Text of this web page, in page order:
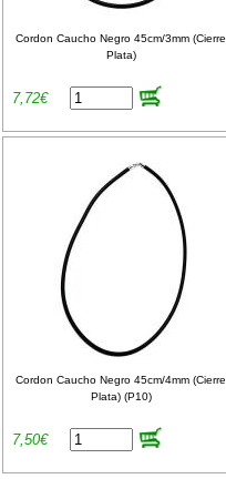
Cordon Caucho Negro 45cm/3mm (Cierre
Plata)
7,72€
Cordon Caucho Negro 45cm/4mm (Cierre
Plata) (P10)
7,50€